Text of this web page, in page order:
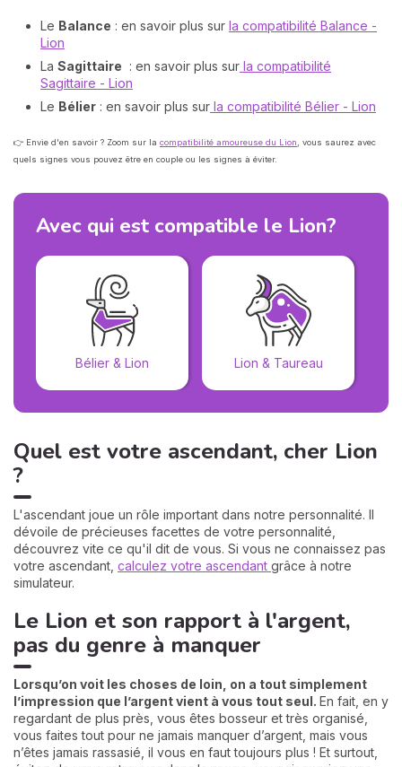
Le Balance : en savoir plus sur la compatibilité Balance -
Lion
La Sagittaire : en savoir plus sur la compatibilité
Sagittaire - Lion
Le Bélier : en savoir plus sur la compatibilité Bélier - Lion
👉 Envie d'en savoir ? Zoom sur la compatibilité amoureuse du Lion , vous saurez avec
quels signes vous pouvez être en couple ou les signes à éviter.
Avec qui est compatible le Lion?
Bélier & Lion Lion & Taureau
Quel est votre ascendant, cher Lion
?
L'ascendant joue un rôle important dans notre personnalité. Il
dévoile de précieuses facettes de votre personnalité,
découvrez vite ce qu'il dit de vous. Si vous ne connaissez pas
votre ascendant, calculez votre ascendant grâce à notre
simulateur.
Le Lion et son rapport à l'argent,
pas du genre à manquer
Lorsqu’on voit les choses de loin, on a tout simplement
l’impression que l’argent vient à vous tout seul. En fait, en y
regardant de plus près, vous êtes bosseur et très organisé,
vous faites tout pour ne jamais manquer d’argent, mais vous
n’êtes jamais rassasié, il vous en faut toujours plus ! Et surtout,